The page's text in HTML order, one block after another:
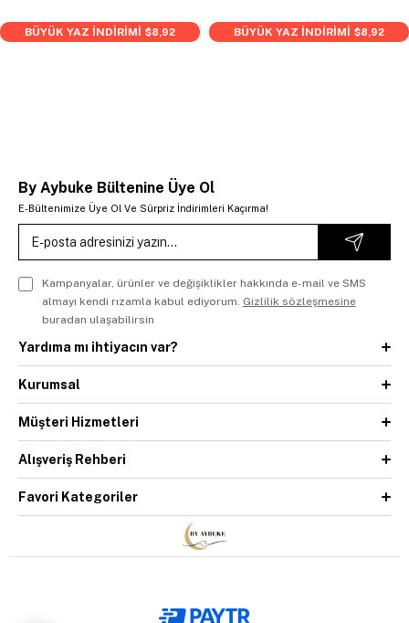
BÜYÜK YAZ İNDİRİMİ $8,92 BÜYÜK YAZ İNDİRİMİ $8,92
By Aybuke Bültenine Üye Ol
E-Bültenimize Üye Ol Ve Sürpriz İndirimleri Kaçırma!
Kampanyalar, ürünler ve değişiklikler hakkında e-mail ve SMS
almayı kendi rızamla kabul ediyorum. Gizlilik sözleşmesine
buradan ulaşabilirsin
Yardıma mı ihtiyacın var?
Kurumsal
Müşteri Hizmetleri
Alışveriş Rehberi
Favori Kategoriler